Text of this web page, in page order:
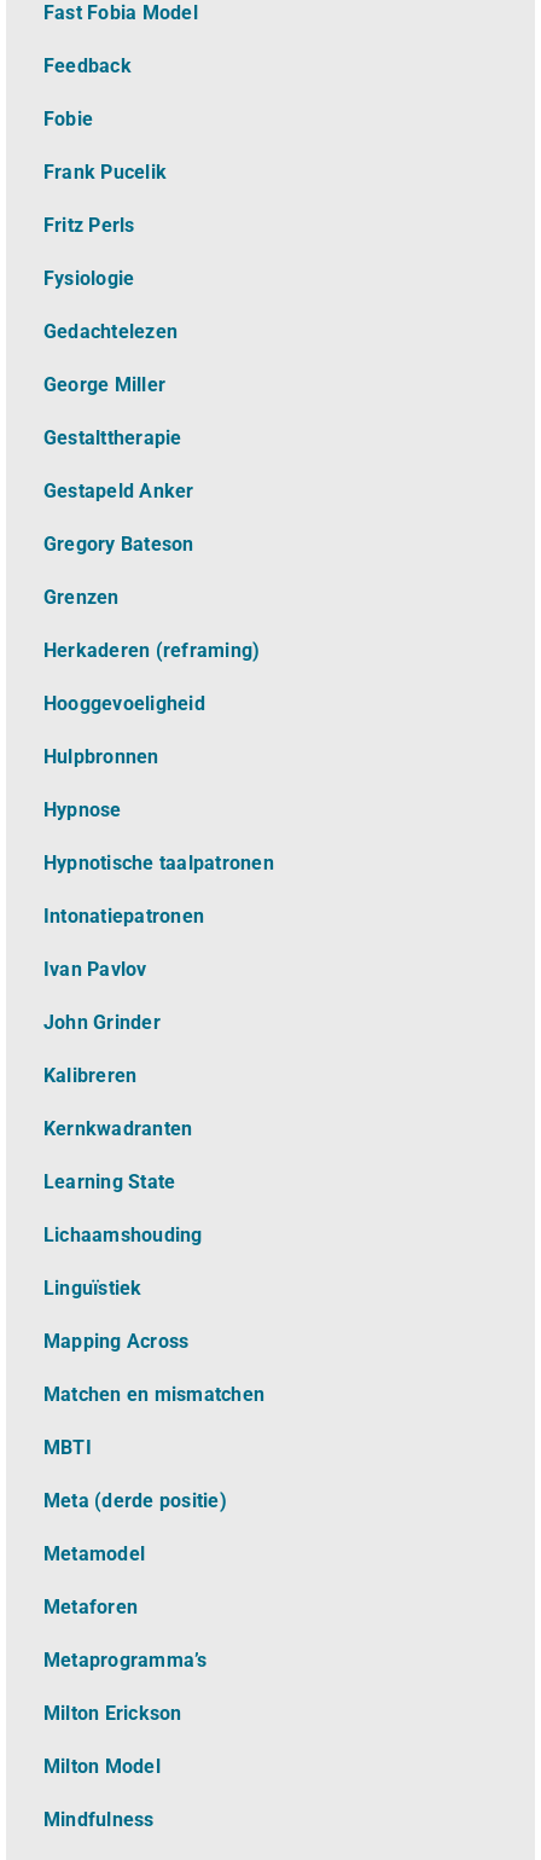
Fast Fobia Model
Feedback
Fobie
Frank Pucelik
Fritz Perls
Fysiologie
Gedachtelezen
George Miller
Gestalttherapie
Gestapeld Anker
Gregory Bateson
Grenzen
Herkaderen (reframing)
Hooggevoeligheid
Hulpbronnen
Hypnose
Hypnotische taalpatronen
Intonatiepatronen
Ivan Pavlov
John Grinder
Kalibreren
Kernkwadranten
Learning State
Lichaamshouding
Linguïstiek
Mapping Across
Matchen en mismatchen
MBTI
Meta (derde positie)
Metamodel
Metaforen
Metaprogramma’s
Milton Erickson
Milton Model
Mindfulness